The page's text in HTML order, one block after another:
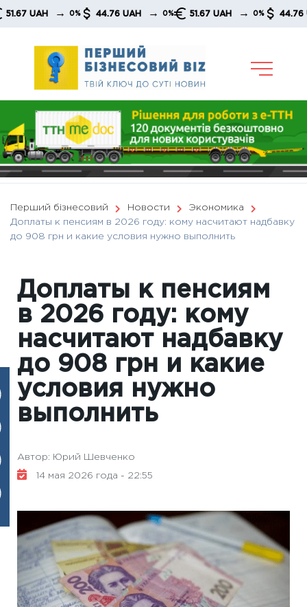
Skip
→ 0% 44.76 UAH → 0% 51.67 UAH → 0% 44.76 UAH
Перший бізнесовий Новости
Экономика
Доплаты к пенсиям в 2026 году: кому насчитают надбавку
до 908 грн и какие условия нужно выполнить
Доплаты к пенсиям
в 2026 году: кому
насчитают надбавку
до 908 грн и какие
условия нужно
выполнить
Автор: Юрий Шевченко
14 мая 2026 года - 22:55